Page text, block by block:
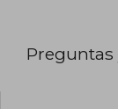
Preguntas